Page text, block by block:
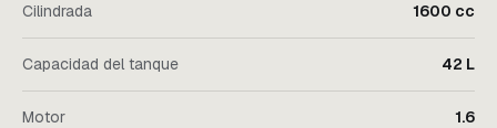
Cilindrada 1600 cc
Capacidad del tanque 42 L
Motor 1.6